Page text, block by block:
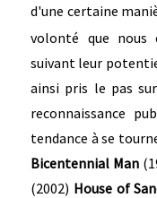
d'une certaine
volonté que nous
suivant leur
ainsi pris le pas
reconnaissance
tendance à se
Bicentennial Man
(2002) House of